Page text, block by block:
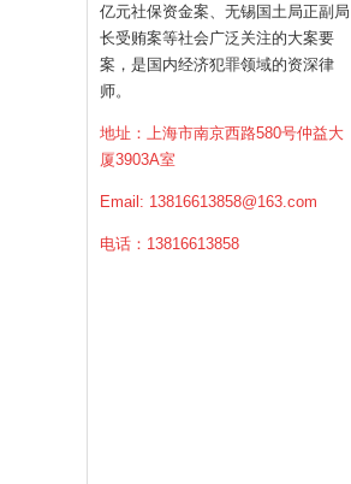
亿元社保资金案、无锡国土局正副局
长受贿案等社会广泛关注的大案要
案，是国内经济犯罪领域的资深律
师。
地址：上海市南京西路580号仲益大
厦3903A室
Email: 13816613858@163.com
电话：13816613858